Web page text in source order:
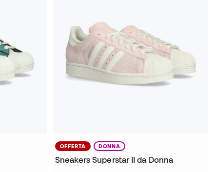
OFFERTA DONNA
Sneakers Superstar II da Donna